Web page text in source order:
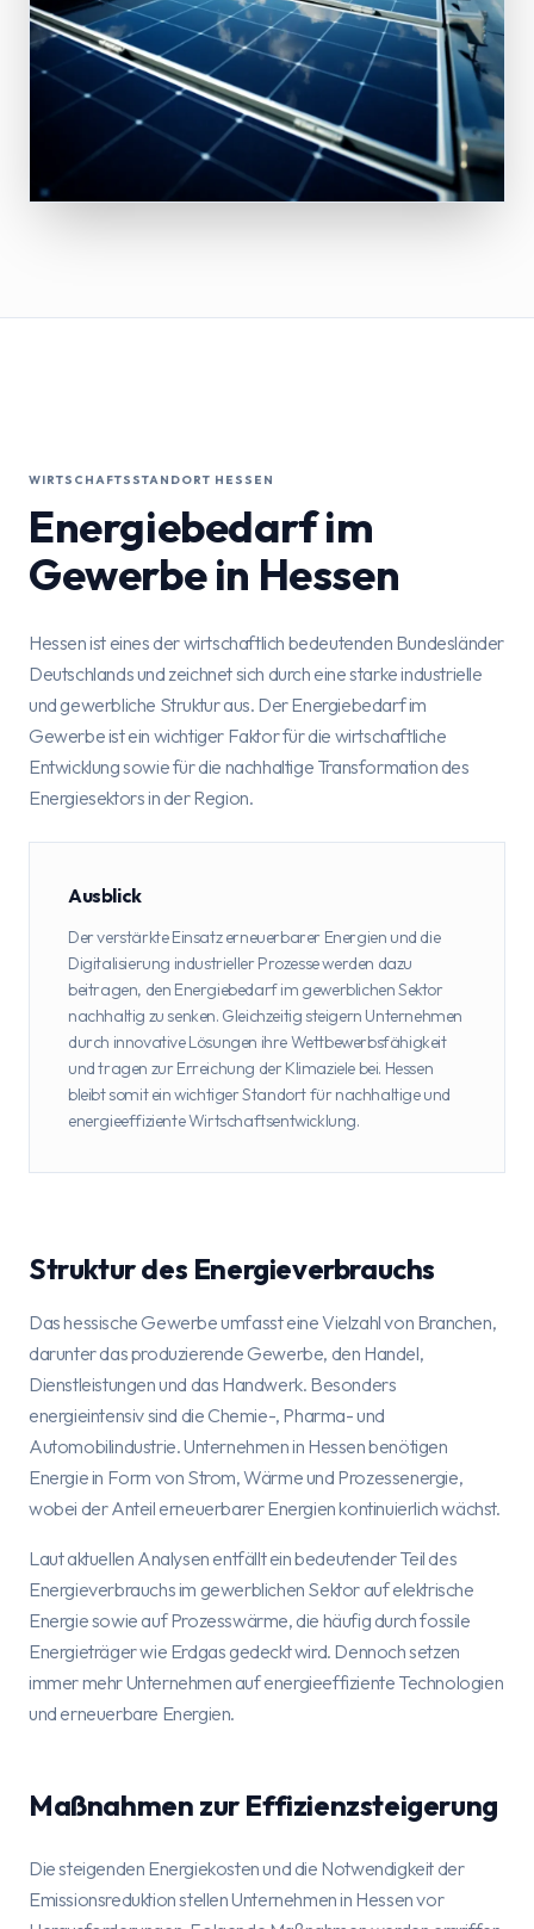
WIRTSCHAFTSSTANDORT HESSEN
Energiebedarf im
Gewerbe in Hessen
Hessen ist eines der wirtschaftlich bedeutenden Bundesländer
Deutschlands und zeichnet sich durch eine starke industrielle
und gewerbliche Struktur aus. Der Energiebedarf im
Gewerbe ist ein wichtiger Faktor für die wirtschaftliche
Entwicklung sowie für die nachhaltige Transformation des
Energiesektors in der Region.
Ausblick
Der verstärkte Einsatz erneuerbarer Energien und die
Digitalisierung industrieller Prozesse werden dazu
beitragen, den Energiebedarf im gewerblichen Sektor
nachhaltig zu senken. Gleichzeitig steigern Unternehmen
durch innovative Lösungen ihre Wettbewerbsfähigkeit
und tragen zur Erreichung der Klimaziele bei. Hessen
bleibt somit ein wichtiger Standort für nachhaltige und
energieeffiziente Wirtschaftsentwicklung.
Struktur des Energieverbrauchs
Das hessische Gewerbe umfasst eine Vielzahl von Branchen,
darunter das produzierende Gewerbe, den Handel,
Dienstleistungen und das Handwerk. Besonders
energieintensiv sind die Chemie-, Pharma- und
Automobilindustrie. Unternehmen in Hessen benötigen
Energie in Form von Strom, Wärme und Prozessenergie,
wobei der Anteil erneuerbarer Energien kontinuierlich wächst.
Laut aktuellen Analysen entfällt ein bedeutender Teil des
Energieverbrauchs im gewerblichen Sektor auf elektrische
Energie sowie auf Prozesswärme, die häufig durch fossile
Energieträger wie Erdgas gedeckt wird. Dennoch setzen
immer mehr Unternehmen auf energieeffiziente Technologien
und erneuerbare Energien.
Maßnahmen zur Effizienzsteigerung
Die steigenden Energiekosten und die Notwendigkeit der
Emissionsreduktion stellen Unternehmen in Hessen vor